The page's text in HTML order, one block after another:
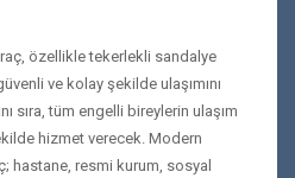
özellikle tekerlekli sandalye
ve kolay şekilde ulaşımını
sıra, tüm engelli bireylerin ulaşım
hizmet verecek. Modern
hastane, resmi kurum, sosyal